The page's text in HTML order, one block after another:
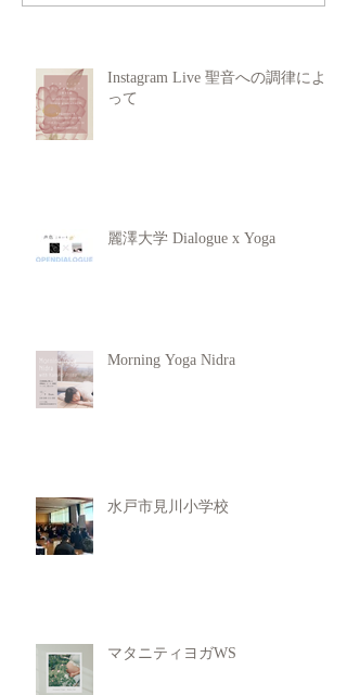
Instagram Live 聖音への調律によ
って
麗澤大学 Dialogue x Yoga
Morning Yoga Nidra
水戸市見川小学校
マタニティヨガWS